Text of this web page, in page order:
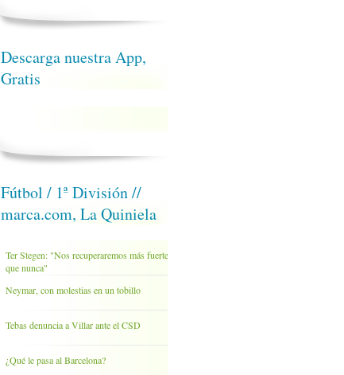
Descarga nuestra App,
Gratis
Fútbol / 1ª División //
marca.com, La Quiniela
Ter Stegen: "Nos recuperaremos más fuertes
que nunca"
Neymar, con molestias en un tobillo
Tebas denuncia a Villar ante el CSD
¿Qué le pasa al Barcelona?